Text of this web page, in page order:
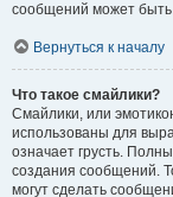
сообщений может быть
Вернуться к началу
Что такое смайлики?
Смайлики, или
использованы для
означает грусть.
создания сообщений.
могут сделать